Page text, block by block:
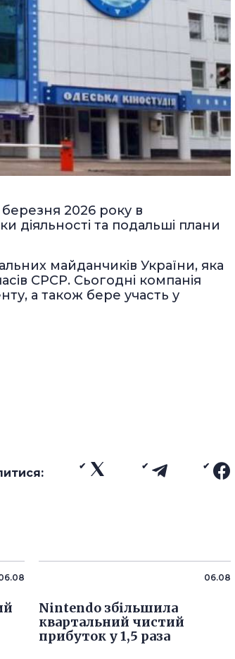
2026 року в
діяльності та подальші плани
майданчиків України, яка
СРСР. Сьогодні компанія
а також бере участь у
06.08
Nintendo збільшила
квартальний чистий
прибуток у 1,5 раза